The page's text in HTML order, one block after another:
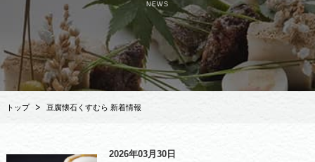
NEWS
トップ 豆腐懐石くすむら 新着情報
2026年03月30日